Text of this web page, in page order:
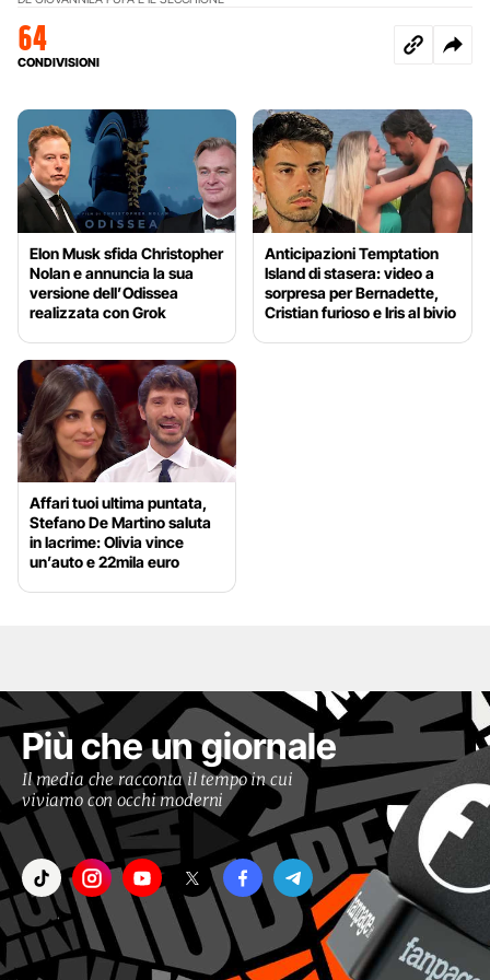
64
CONDIVISIONI
Elon Musk sfida Christopher
Nolan e annuncia la sua
versione dell’Odissea
realizzata con Grok
Anticipazioni Temptation
Island di stasera: video a
sorpresa per Bernadette,
Cristian furioso e Iris al bivio
Affari tuoi ultima puntata,
Stefano De Martino saluta
in lacrime: Olivia vince
un’auto e 22mila euro
Più che un giornale
Il media che racconta il tempo in cui
viviamo con occhi moderni